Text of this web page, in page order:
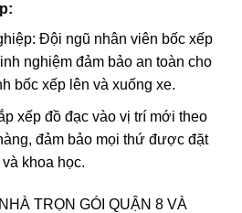
Đội ngũ nhân viên bốc xếp
nghiệm đảm bảo an toàn cho
bốc xếp lên và xuống xe.
xếp đồ đạc vào vị trí mới theo
đảm bảo mọi thứ được đặt
khoa học.